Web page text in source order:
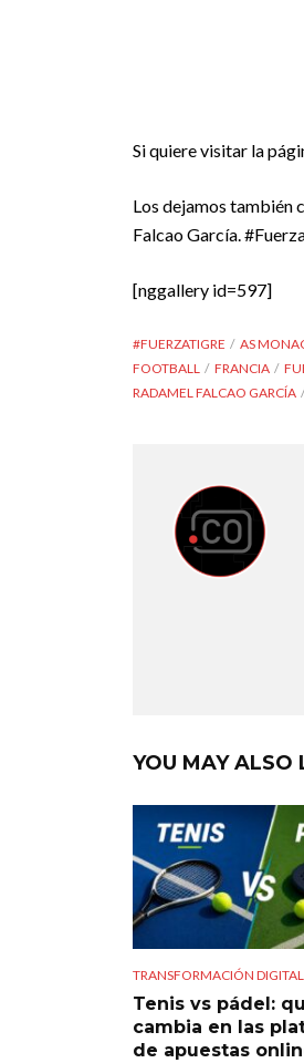
Si quiere visitar la
Los dejamos también
Falcao García.
[nggallery id=597]
#FUERZATIGRE AS
FOOTBALL
FRANCIA
RADAMEL FALCAO GARCÍA
YOU MAY ALSO
TRANSFORMACIÓN DIGITAL
Tenis vs pádel:
cambia en las
de apuestas